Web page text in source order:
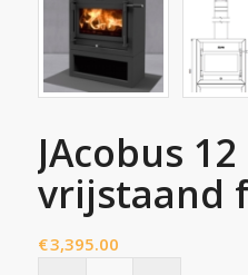
JAcobus
vrijstaand
€3,395.00